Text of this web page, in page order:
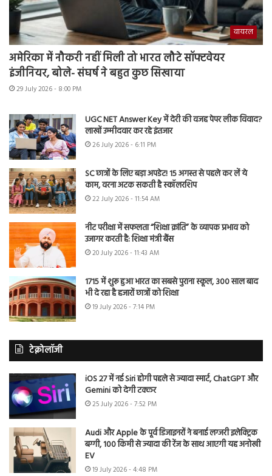
वायरल
अमेरिका में नौकरी नहीं मिली तो भारत लौटे सॉफ्टवेयर
इंजीनियर, बोले- संघर्ष ने बहुत कुछ सिखाया
29 July 2026 - 8:00 PM
UGC NET Answer Key में देरी की वजह पेपर लीक विवाद?
लाखों उम्मीदवार कर रहे इंतजार
26 July 2026 - 6:11 PM
SC छात्रों के लिए बड़ा अपडेट! 15 अगस्त से पहले कर लें ये
काम, वरना अटक सकती है स्कॉलरशिप
22 July 2026 - 11:54 AM
नीट परीक्षा में सफलता “शिक्षा क्रांति” के व्यापक प्रभाव को
उजागर करती है: शिक्षा मंत्री बैंस
20 July 2026 - 11:43 AM
1715 में शुरू हुआ भारत का सबसे पुराना स्कूल, 300 साल बाद
भी दे रहा है हजारों छात्रों को शिक्षा
19 July 2026 - 7:14 PM
टेक्नोलॉजी
iOS 27 में नई Siri होगी पहले से ज्यादा स्मार्ट, ChatGPT और
Gemini को देगी टक्कर
25 July 2026 - 7:52 PM
Audi और Apple के पूर्व डिजाइनरों ने बनाई लग्जरी इलेक्ट्रिक
बग्गी, 100 किमी से ज्यादा की रेंज के साथ आएगी यह अनोखी
EV
19 July 2026 - 4:48 PM